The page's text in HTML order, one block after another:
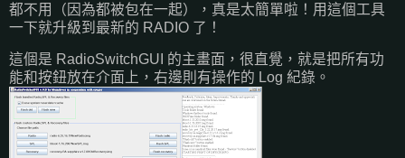
都不用（因為都被包在一起），真是太簡單啦！用這個工具
一下就升級到最新的 RADIO 了！
這個是 RadioSwitchGUI 的主畫面，很直覺，就是把所有功
能和按鈕放在介面上，右邊則有操作的 Log 紀錄。